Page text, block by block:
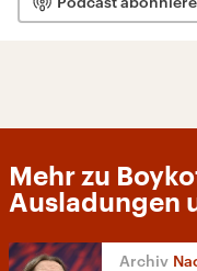
Mehr zu
Ausladungen